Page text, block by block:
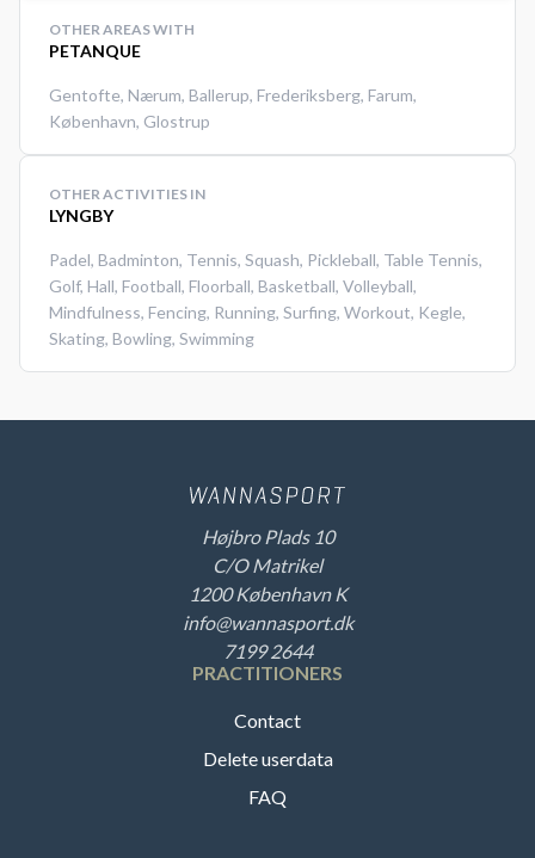
medbringer selv udstyr.
OTHER AREAS WITH
PETANQUE
Gentofte, Nærum, Ballerup, Frederiksberg, Farum,
København, Glostrup
OTHER ACTIVITIES IN
LYNGBY
Padel, Badminton, Tennis, Squash, Pickleball, Table Tennis,
Golf, Hall, Football, Floorball, Basketball, Volleyball,
Mindfulness, Fencing, Running, Surfing, Workout, Kegle,
Skating, Bowling, Swimming
Højbro Plads 10
C/O Matrikel
1200 København K
info@wannasport.dk
7199 2644
PRACTITIONERS
Contact
Delete userdata
FAQ